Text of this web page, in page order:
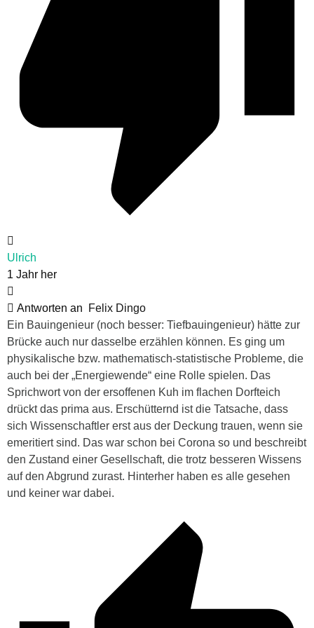
Ulrich
1 Jahr her
Antworten an
Felix Dingo
Ein Bauingenieur (noch besser: Tiefbauingenieur) hätte zur
Brücke auch nur dasselbe erzählen können. Es ging um
physikalische bzw. mathematisch-statistische Probleme, die
auch bei der „Energiewende“ eine Rolle spielen. Das
Sprichwort von der ersoffenen Kuh im flachen Dorfteich
drückt das prima aus. Erschütternd ist die Tatsache, dass
sich Wissenschaftler erst aus der Deckung trauen, wenn sie
emeritiert sind. Das war schon bei Corona so und beschreibt
den Zustand einer Gesellschaft, die trotz besseren Wissens
auf den Abgrund zurast. Hinterher haben es alle gesehen
und keiner war dabei.